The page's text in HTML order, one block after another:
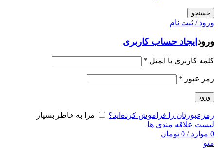
جستجو
ورود / ثبت نام
ورود ایجاد حساب کاربری
کلمه کاربری یا ایمیل *
رمز عبور *
ورود
رمزعبورتان را فراموش کرده‌اید؟
مرا به خاطر بسپار
لیست علاقه مندی ها
0 موارد /
0 تومان
منو